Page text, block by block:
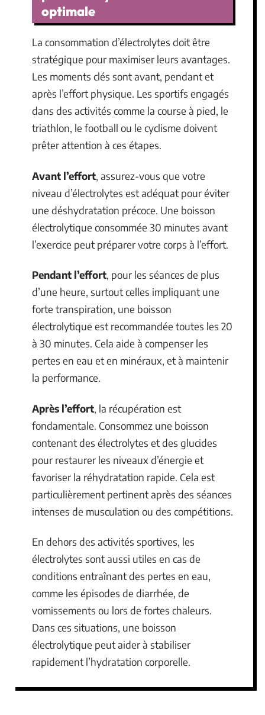
optimale
La consommation d’électrolytes doit être
stratégique pour maximiser leurs avantages.
Les moments clés sont avant, pendant et
après l’effort physique. Les sportifs engagés
dans des activités comme la course à pied, le
triathlon, le football ou le cyclisme doivent
prêter attention à ces étapes.
Avant l’effort, assurez-vous que votre
niveau d’électrolytes est adéquat pour éviter
une déshydratation précoce. Une boisson
électrolytique consommée 30 minutes avant
l’exercice peut préparer votre corps à l’effort.
Pendant l’effort, pour les séances de plus
d’une heure, surtout celles impliquant une
forte transpiration, une boisson
électrolytique est recommandée toutes les 20
à 30 minutes. Cela aide à compenser les
pertes en eau et en minéraux, et à maintenir
la performance.
Après l’effort, la récupération est
fondamentale. Consommez une boisson
contenant des électrolytes et des glucides
pour restaurer les niveaux d’énergie et
favoriser la réhydratation rapide. Cela est
particulièrement pertinent après des séances
intenses de musculation ou des compétitions.
En dehors des activités sportives, les
électrolytes sont aussi utiles en cas de
conditions entraînant des pertes en eau,
comme les épisodes de diarrhée, de
vomissements ou lors de fortes chaleurs.
Dans ces situations, une boisson
électrolytique peut aider à stabiliser
rapidement l’hydratation corporelle.